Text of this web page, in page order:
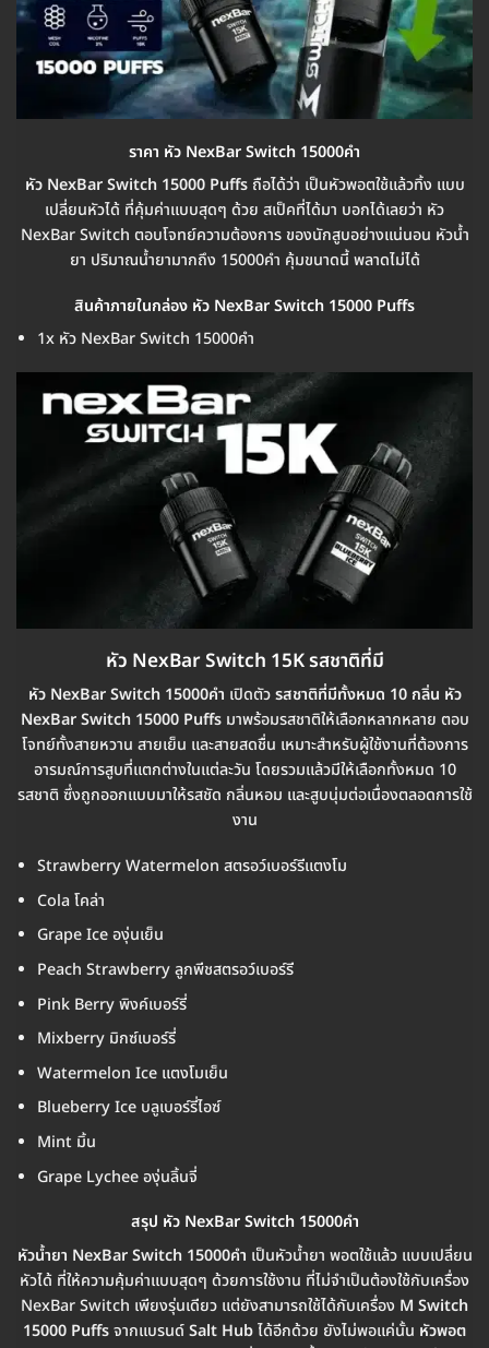
ราคา หัว NexBar Switch 15000คำ
หัว NexBar Switch 15000 Puffs ถือได้ว่า เป็นหัวพอตใช้แล้วทิ้ง แบบ
เปลี่ยนหัวได้ ที่คุ้มค่าแบบสุดๆ ด้วย สเป็คที่ได้มา บอกได้เลยว่า หัว
NexBar Switch ตอบโจทย์ความต้องการ ของนักสูบอย่างแน่นอน หัวน้ำ
ยา ปริมาณน้ำยามากถึง 15000คำ คุ้มขนาดนี้ พลาดไม่ได้
สินค้าภายในกล่อง หัว NexBar Switch 15000 Puffs
1x หัว NexBar Switch 15000คำ
หัว NexBar Switch 15K รสชาติที่มี
หัว NexBar Switch 15000คำ เปิดตัวรสชาติที่มีทั้งหมด 10 กลิ่น หัว
NexBar Switch 15000 Puffsมาพร้อมรสชาติให้เลือกหลากหลาย ตอบ
โจทย์ทั้งสายหวาน สายเย็น และสายสดชื่น เหมาะสำหรับผู้ใช้งานที่ต้องการ
อารมณ์การสูบที่แตกต่างในแต่ละวัน โดยรวมแล้วมีให้เลือกทั้งหมด 10
รสชาติ ซึ่งถูกออกแบบมาให้รสชัด กลิ่นหอม และสูบนุ่มต่อเนื่องตลอดการใช้
งาน
Strawberry Watermelon สตรอว์เบอร์รีแตงโม
Cola โคล่า
Grape Ice องุ่นเย็น
Peach Strawberry ลูกพีชสตรอว์เบอร์รี
Pink Berry พิงค์เบอร์รี่
Mixberry มิกซ์เบอร์รี่
Watermelon Ice แตงโมเย็น
Blueberry Ice บลูเบอร์รี่ไอซ์
Mint มิ้น
Grape Lychee องุ่นลิ้นจี่
สรุป หัว NexBar Switch 15000คำ
หัวน้ำยา NexBar Switch 15000คำ เป็นหัวน้ำยา พอตใช้แล้ว แบบเปลี่ยน
หัวได้ ที่ให้ความคุ้มค่าแบบสุดๆ ด้วยการใช้งาน ที่ไม่จำเป็นต้องใช้กับเครื่อง
NexBar Switch เพียงรุ่นเดียว แต่ยังสามารถใช้ได้กับเครื่อง M Switch
15000 Puffsจากแบรนด์Salt Hubได้อีกด้วย ยังไม่พอแค่นั้น หัวพอต